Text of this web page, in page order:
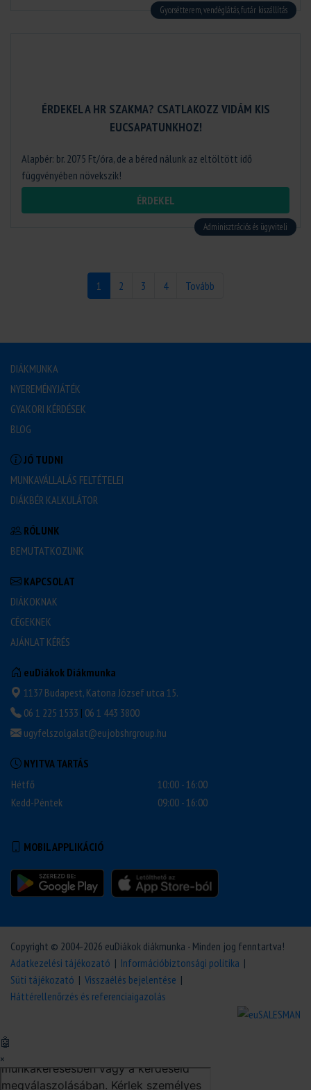
Gyorsétterem, vendéglátás, futár kiszállítás
ÉRDEKEL A HR SZAKMA? CSATLAKOZZ VIDÁM KIS
EUCSAPATUNKHOZ!
Alapbér: br. 2075 Ft/óra, de a béred nálunk az eltöltött idő
függvényében növekszik!
ÉRDEKEL
Adminisztrációs és ügyviteli
1 2 3 4 Tovább
DIÁKMUNKA
NYEREMÉNYJÁTÉK
GYAKORI KÉRDÉSEK
BLOG
JÓ TUDNI
MUNKAVÁLLALÁS FELTÉTELEI
DIÁKBÉR KALKULÁTOR
RÓLUNK
BEMUTATKOZUNK
KAPCSOLAT
DIÁKOKNAK
CÉGEKNEK
AJÁNLAT KÉRÉS
euDiákok Diákmunka
1137 Budapest, Katona József utca 15.
06 1 225 1533 | 06 1 443 3800
ugyfelszolgalat@eujobshrgroup.hu
NYITVA TARTÁS
Hétfő
10:00 - 16:00
Kedd-Péntek
09:00 - 16:00
MOBIL APPLIKÁCIÓ
Copyright © 2004-2026 euDiákok diákmunka - Minden jog fenntartva!
Adatkezelési tájékozató | Információbiztonsági politika |
Süti tájékozató | Visszaélés bejelentése |
Háttérellenőrzés és referenciaigazolás
🤖
×